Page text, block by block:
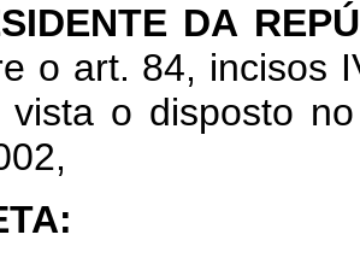
DA
o art. 84, incisos
vista o disposto